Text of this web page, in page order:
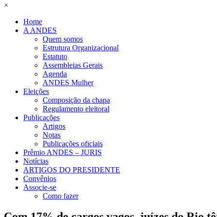
×
Home
A ANDES
Quem somos
Estrutura Organizacional
Estatuto
Assembleias Gerais
Agenda
ANDES Mulher
Eleições
Composição da chapa
Regulamento eleitoral
Publicações
Artigos
Notas
Publicações oficiais
Prêmio ANDES – JURIS
Notícias
ARTIGOS DO PRESIDENTE
Convênios
Associe-se
Como fazer